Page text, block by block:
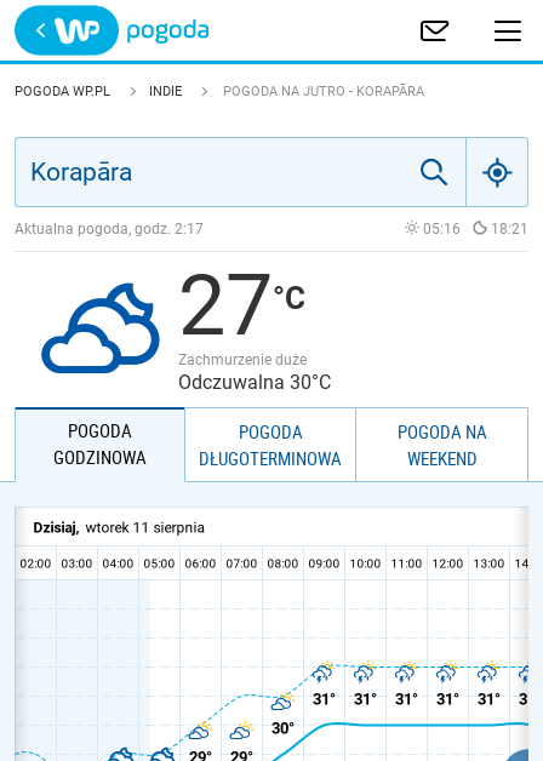
Trwa ładowanie
POLSKA
POGODA WP.PL INDIE POGODA NA JUTRO - KORAPĀRA
Aktualna pogoda, godz. 2:17 05:16 18:21
27
Zachmurzenie duże
Odczuwalna 30°C
POGODA
GODZINOWA
POGODA
DŁUGOTERMINOWA
POGODA NA
WEEKEND